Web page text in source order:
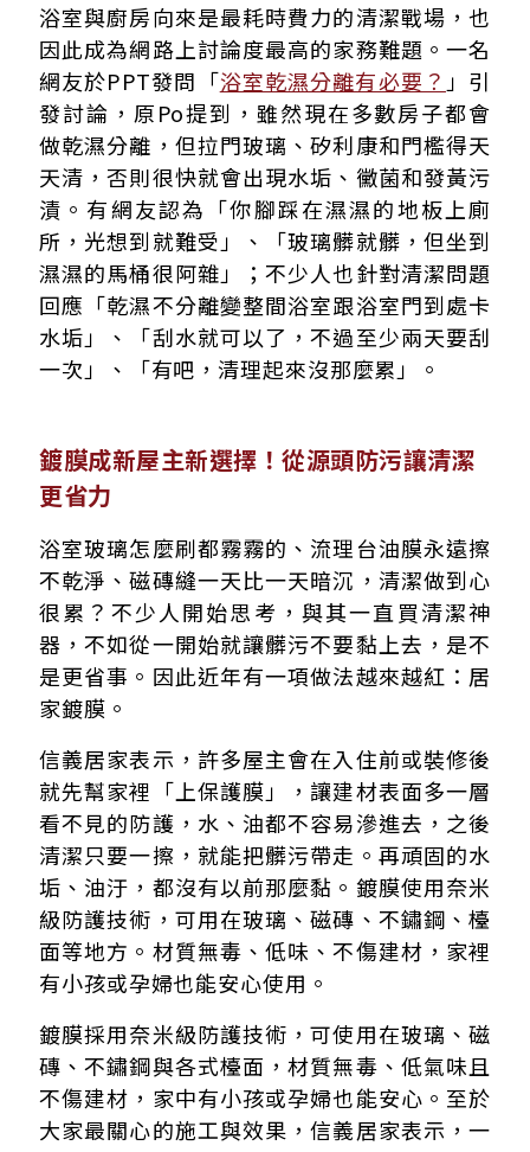
浴室與廚房向來是最耗時費力的清潔戰場，也
因此成為網路上討論度最高的家務難題。一名
網友於PPT發問「浴室乾濕分離有必要？ 」引
發討論，原Po提到，雖然現在多數房子都會
做乾濕分離，但拉門玻璃、矽利康和門檻得天
天清，否則很快就會出現水垢、黴菌和發黃污
漬。有網友認為「你腳踩在濕濕的地板上廁
所，光想到就難受」、「玻璃髒就髒，但坐到
濕濕的馬桶很阿雜」；不少人也針對清潔問題
回應「乾濕不分離變整間浴室跟浴室門到處卡
水垢」、「刮水就可以了，不過至少兩天要刮
一次」、「有吧，清理起來沒那麼累」。
鍍膜成新屋主新選擇！從源頭防污讓清潔
更省力
浴室玻璃怎麼刷都霧霧的、流理台油膜永遠擦
不乾淨、磁磚縫一天比一天暗沉，清潔做到心
很累？不少人開始思考，與其一直買清潔神
器，不如從一開始就讓髒污不要黏上去，是不
是更省事。因此近年有一項做法越來越紅：居
家鍍膜。
信義居家表示，許多屋主會在入住前或裝修後
就先幫家裡「上保護膜」，讓建材表面多一層
看不見的防護，水、油都不容易滲進去，之後
清潔只要一擦，就能把髒污帶走。再頑固的水
垢、油汙，都沒有以前那麼黏。鍍膜使用奈米
級防護技術，可用在玻璃、磁磚、不鏽鋼、檯
面等地方。材質無毒、低味、不傷建材，家裡
有小孩或孕婦也能安心使用。
鍍膜採用奈米級防護技術，可使用在玻璃、磁
磚、不鏽鋼與各式檯面，材質無毒、低氣味且
不傷建材，家中有小孩或孕婦也能安心。至於
大家最關心的施工與效果，信義居家表示，一